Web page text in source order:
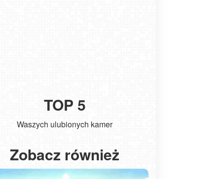
TOP 5
Waszych ulubionych kamer
Kołobrzeg - widok na molo
Zobacz również